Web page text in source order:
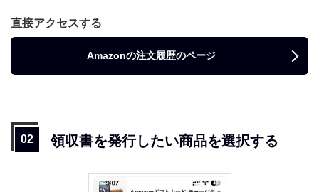
直接アクセスする
Amazonの注文履歴のページ
領収書を発行したい商品を選択する